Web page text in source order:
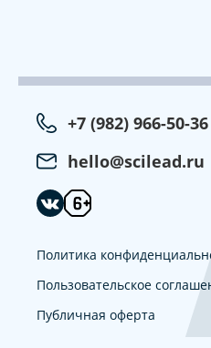
+7 (982) 966-50-36
hello@scilead.ru
Политика
Пользовательское
Публичная оферта